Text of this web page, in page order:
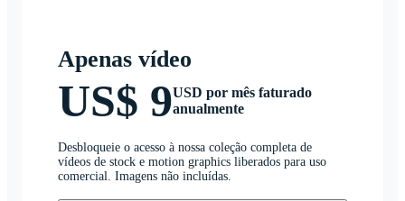
Apenas vídeo
US$ 9USD por mês faturado
anualmente
Desbloqueie o acesso à nossa coleção completa de
vídeos de stock e motion graphics liberados para uso
comercial. Imagens não incluídas.